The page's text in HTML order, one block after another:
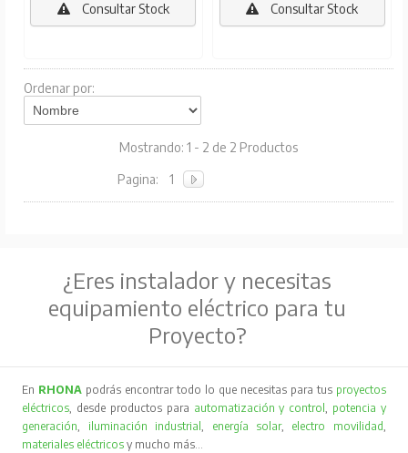
Consultar Stock Consultar Stock
Ordenar por:
Mostrando: 1 - 2 de 2 Productos
Pagina: 1
¿Eres instalador y necesitas
equipamiento eléctrico para tu
Proyecto?
En RHONA podrás encontrar todo lo que necesitas para tus proyectos
eléctricos , desde productos para automatización y control
potencia y
generación
iluminación industrial energía solar, electro movilidad
materiales eléctricos y mucho más…